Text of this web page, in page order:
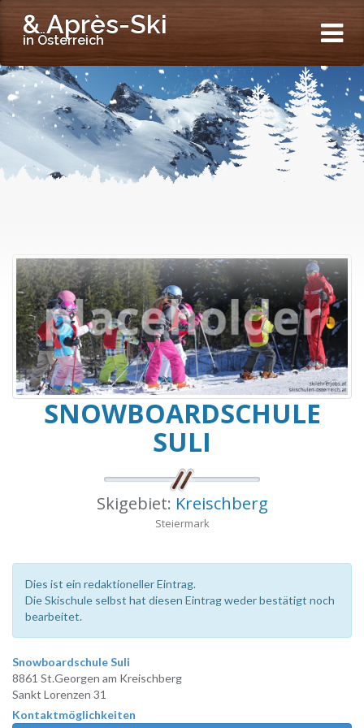
& Après-Ski
in Österreich
SNOWBOARDSCHULE
SULI
Skigebiet: Kreischberg
Steiermark
Dies ist ein redaktioneller Eintrag.
Die Skischule selbst hat diesen Eintrag weder bestätigt noch
bearbeitet.
Snowboardschule Suli
8861 St.Georgen am Kreischberg
Sankt Lorenzen 31
Kontaktmöglichkeiten